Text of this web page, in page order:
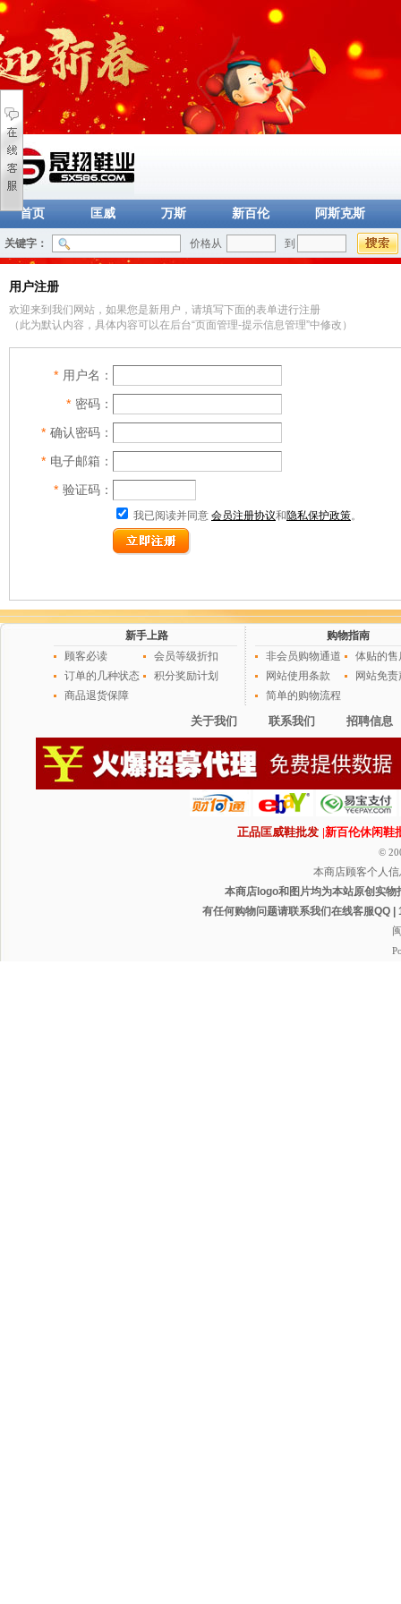
首页 匡威 万斯 新百伦 阿斯克斯
关键字： 价格从 到
用户注册
欢迎来到我们网站，如果您是新用户，请填写下面的表单进行注册
（此为默认内容，具体内容可以在后台“页面管理-提示信息管理”中修改）
* 用户名：
* 密码：
* 确认密码：
* 电子邮箱：
* 验证码：
我已阅读并同意 会员注册协议和隐私保护政策。
新手上路
顾客必读
会员等级折扣
订单的几种状态
积分奖励计划
商品退货保障
购物指南
非会员购物通道
体贴的售
网站使用条款
网站免
简单的购物流程
关于我们 联系我们 招聘信息
正品匡威鞋批发 |新百伦休闲鞋
©
本商店顾客个人
本商店logo和图片均为本站原创实
有任何购物问题请联系我们在线客服QQ